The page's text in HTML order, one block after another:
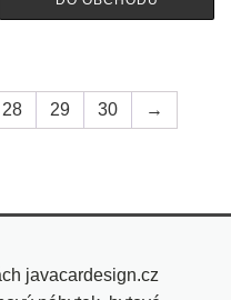
28 29 30 →
javacardesign.cz